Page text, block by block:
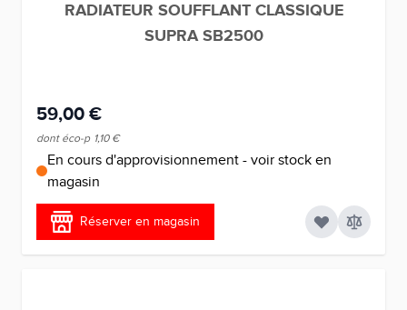
RADIATEUR SOUFFLANT CLASSIQUE
SUPRA SB2500
59,00 €
dont éco-p 1,10 €
En cours d'approvisionnement - voir stock en
magasin
Réserver en magasin